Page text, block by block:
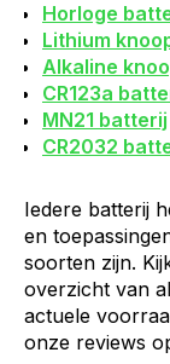
Horloge
Lithium
Alkaline
CR123a
MN21 batterij
CR2032
Iedere batterij
en
soorten zijn.
overzicht van
actuele
onze reviews